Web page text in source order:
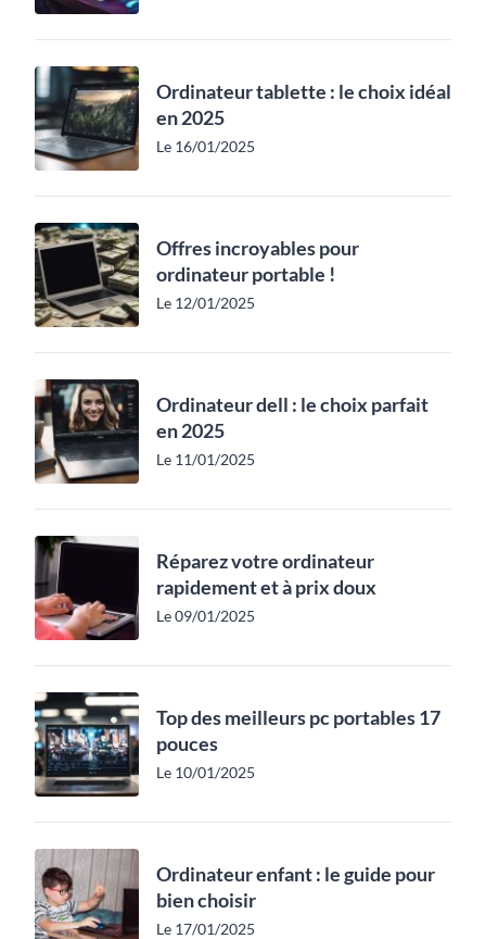
Ordinateur tablette : le choix idéal
en 2025
Le 16/01/2025
Offres incroyables pour
ordinateur portable !
Le 12/01/2025
Ordinateur dell : le choix parfait
en 2025
Le 11/01/2025
Réparez votre ordinateur
rapidement et à prix doux
Le 09/01/2025
Top des meilleurs pc portables 17
pouces
Le 10/01/2025
Ordinateur enfant : le guide pour
bien choisir
Le 17/01/2025